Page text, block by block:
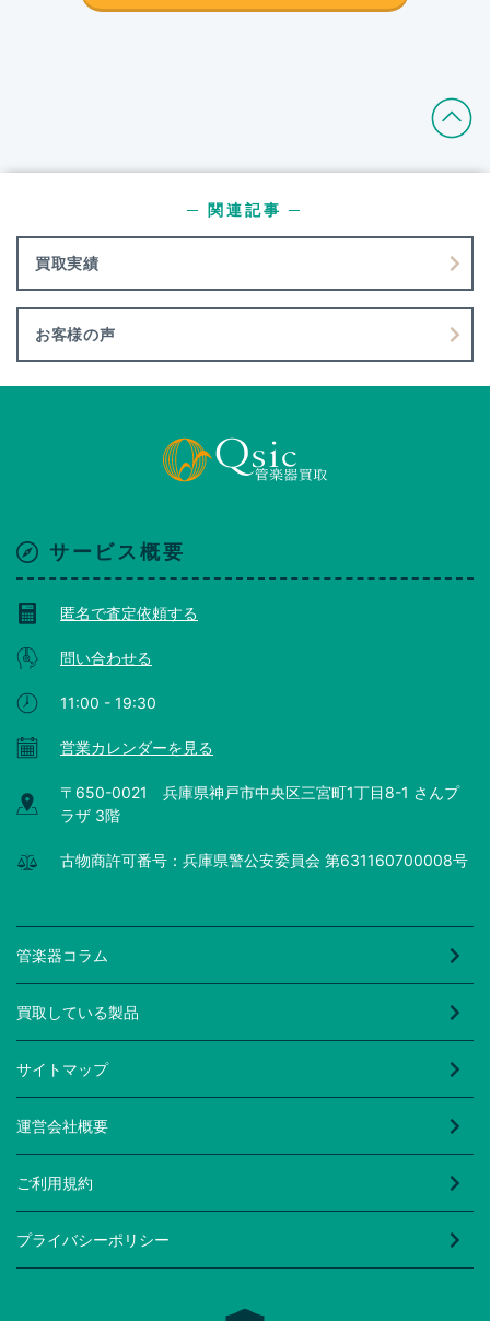
買取実績
─ 関連記事 ─
お客様の声
サービス概要
匿名で査定依頼する
問い合わせる
11:00 - 19:30
営業カレンダーを見る
〒650-0021 兵庫県神戸市中央区三宮町1丁目8-1 さんプ
ラザ 3階
古物商許可番号：兵庫県警公安委員会 第631160700008号
管楽器コラム
買取している製品
サイトマップ
運営会社概要
ご利用規約
プライバシーポリシー